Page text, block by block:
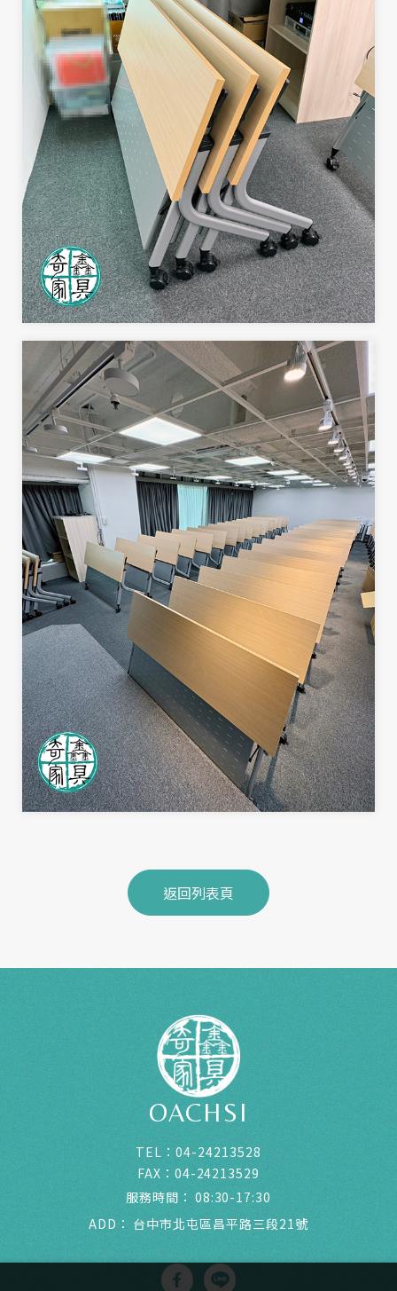
返回列表頁
OACHSI
TEL：04-24213528
FAX： 04-24213529
服務時間： 08:30-17:30
ADD： 台中市北屯區昌平路三段21號